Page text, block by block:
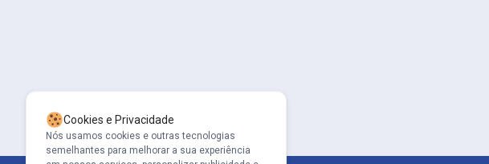
Cookies e Privacidade
Nós usamos cookies e outras tecnologias
semelhantes para melhorar a sua experiência